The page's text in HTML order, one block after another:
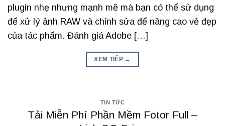
plugin nhẹ nhưng mạnh mẽ mà bạn có thể sử dụng
để xử lý ảnh RAW và chỉnh sửa để nâng cao vẻ đẹp
của tác phẩm. Đánh giá Adobe […]
XEM TIẾP →
TIN TỨC
Tải Miễn Phí Phần Mềm Fotor Full –